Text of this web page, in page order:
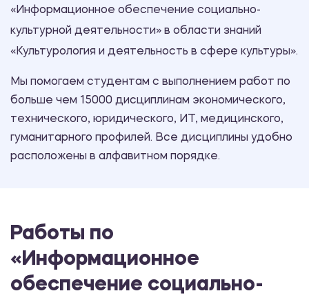
«Информационное обеспечение социально-
культурной деятельности» в области знаний
«Культурология и деятельность в сфере культуры».
Мы помогаем студентам с выполнением работ по
больше чем 15000 дисциплинам экономического,
технического, юридического, ИТ, медицинского,
гуманитарного профилей. Все дисциплины удобно
расположены в алфавитном порядке.
Работы по
«Информационное
обеспечение социально-